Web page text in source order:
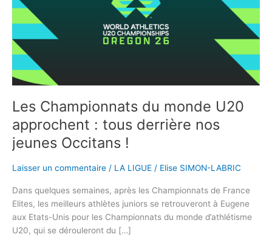
Les Championnats du monde U20
approchent : tous derrière nos
jeunes Occitans !
Laisser un commentaire / LA LIGUE / Elise SIMON-LABRIC
Dans quelques semaines, après les Championnats de France
Elites, les meilleurs athlètes juniors se retrouveront à Eugene
aux Etats-Unis pour les Championnats du monde d’athlétisme
U20, qui se dérouleront du […]
U20
approchent
tous
derrière
nos
jeunes
Occitans
!